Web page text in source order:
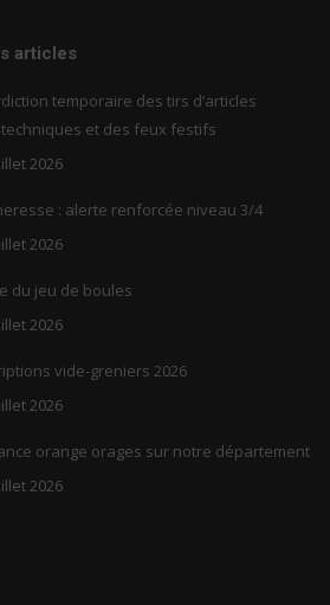
articles
temporaire des tirs d’articles
et des feux festifs
2026
: alerte renforcée niveau 3/4
2026
du jeu de boules
2026
vide-greniers 2026
2026
orange orages sur notre département
2026